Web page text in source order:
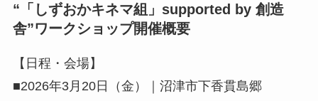
“「しずおかキネマ組」supported by 創造
舎”ワークショップ開催概要
【日程・会場】
■2026年3月20日（金）｜沼津市下香貫島郷